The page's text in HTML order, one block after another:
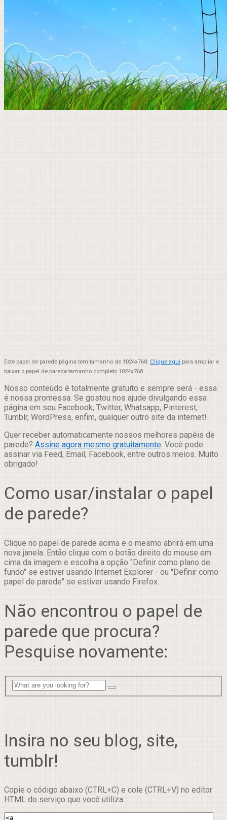
Este papel de parede página tem tamanho de 1024x768. Clique aqui para ampliar e
baixar o papel de parede tamanho completo 1024x768
Nosso conteúdo é totalmente gratuito e sempre será - essa
é nossa promessa. Se gostou nos ajude divulgando essa
página em seu Facebook, Twitter, Whatsapp, Pinterest,
Tumblr, WordPress, enfim, qualquer outro site da internet!
Quer receber automaticamente nossos melhores papéis de
parede? Assine agora mesmo gratuitamente. Você pode
assinar via Feed, Email, Facebook, entre outros meios. Muito
obrigado!
Como usar/instalar o papel
de parede?
Clique no papel de parede acima e o mesmo abrirá em uma
nova janela. Então clique com o botão direito do mouse em
cima da imagem e escolha a opção "Definir como plano de
fundo" se estiver usando Internet Explorer - ou "Definir como
papel de parede" se estiver usando Firefox.
Não encontrou o papel de
parede que procura?
Pesquise novamente:
Insira no seu blog, site,
tumblr!
Copie o código abaixo (CTRL+C) e cole (CTRL+V) no editor
HTML do serviço que você utiliza.